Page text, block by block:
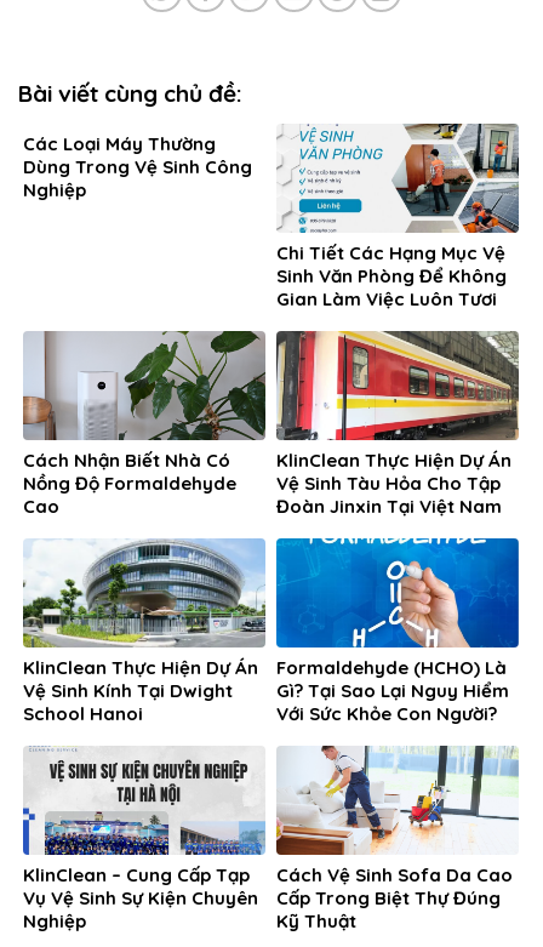
Bài viết cùng chủ đề:
Các Loại Máy Thường
Dùng Trong Vệ Sinh Công
Nghiệp
Chi Tiết Các Hạng Mục Vệ
Sinh Văn Phòng Để Không
Gian Làm Việc Luôn Tươi
Cách Nhận Biết Nhà Có
Nồng Độ Formaldehyde
Cao
KlinClean Thực Hiện Dự Án
Vệ Sinh Tàu Hỏa Cho Tập
Đoàn Jinxin Tại Việt Nam
KlinClean Thực Hiện Dự Án
Vệ Sinh Kính Tại Dwight
School Hanoi
Formaldehyde (HCHO) Là
Gì? Tại Sao Lại Nguy Hiểm
Với Sức Khỏe Con Người?
KlinClean – Cung Cấp Tạp
Vụ Vệ Sinh Sự Kiện Chuyên
Nghiệp
Cách Vệ Sinh Sofa Da Cao
Cấp Trong Biệt Thự Đúng
Kỹ Thuật